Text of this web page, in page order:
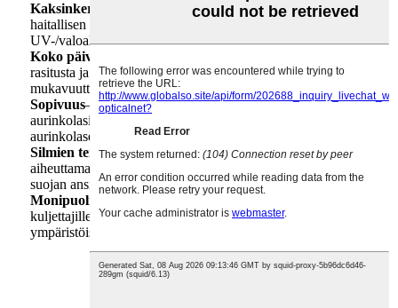
Kaksinkertainen suojaus
– Estää näytöiltä tulevan
haitallisen sinisen valon ja mukautuu samalla
UV-/valoaltistukseen (tummentuu ulkona, kirkastuu sisällä).
Koko päivän mukavuutta
rasitusta ja heijastuksia, mikä parantaa visuaalista
mukavuutta vaihtelevissa valaistusolosuhteissa.
Sopivuus– Yhdistää sinisen valon suodatuksen ja
aurinkolasitoiminnot samassa linssissä, joten useita
aurinkolaseja ei tarvita.
Silmien terveyden tuki– Minimoi sinisen valon
aiheuttamaa väsymystä ja mahdollisia unihäiriöitä UV-
suojan ansiosta.
Monipuolisuus
– Ihanteellinen digitaalisille käyttäjille,
kuljettajille ja ulkoilun harrastajille, jotka siirtyvät usein eri
ympäristöistä toiseen.